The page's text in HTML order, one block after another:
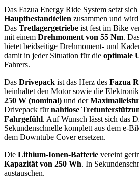
Das Fazua Energy Ride System setzt sich
Hauptbestandteilen zusammen und
Das Tretlagergetriebe ist fest im Bike
mit einem Drehmoment von 55 Nm.
bietet beidseitige Drehmoment- und
damit in jeder Situation für die optimale
Fahrers.
Das Drivepack ist das Herz des Fazua
beinhaltet den Motor sowie die
250 W (nominal) und der
Drivepack fürnahtlose
Fahrgefühl. Auf Wunsch lässt sich das
Sekundenschnelle komplett aus dem e-
dem Downtube Cover ersetzen.
Die Lithium-Ionen-Batterie vereint
Kapazität von 250 Wh. In
austauschen.